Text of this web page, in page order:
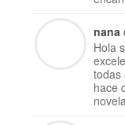
nana
Hola
todas
hace